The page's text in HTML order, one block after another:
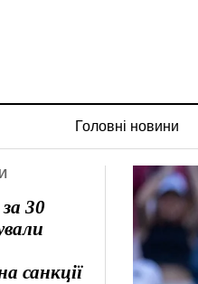
Головні новини
30
санкції